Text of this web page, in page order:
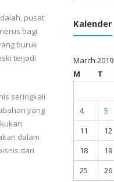
pusat
bagi
buruk
terjadi
seringkali
yang
dalam
dari
Kalender
March 2019
M
T
4
5
11
12
18
19
25
26